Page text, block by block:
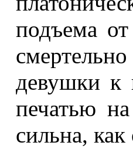
подъема
девушки к
печатью
сильна,